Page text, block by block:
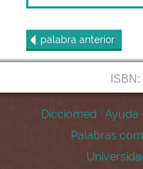
palabra anterior
Dicciomed · Ayuda ·
Palabras